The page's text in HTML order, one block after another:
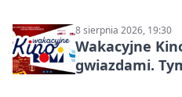
8 sierpnia 2026, 19:30
Wakacyjne
gwiazdami.